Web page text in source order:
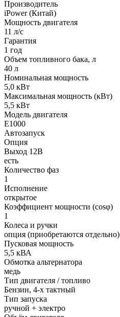
Производитель
iPower (Китай)
Мощность двигателя
11 л/с
Гарантия
1 год
Объем топливного бака, л
40 л
Номинальная мощность
5,0 кВт
Максимальная мощность (кВт)
5,5 кВт
Модель двигателя
Е1000
Автозапуск
Опция
Выход 12В
есть
Количество фаз
1
Исполнение
открытое
Коэффициент мощности (cosφ)
1
Колеса и ручки
опция (приобретаются отдельно)
Пусковая мощность
5,5 кВА
Обмотка альтернатора
медь
Тип двигателя / топливо
Бензин, 4-х тактный
Тип запуска
ручной + электро